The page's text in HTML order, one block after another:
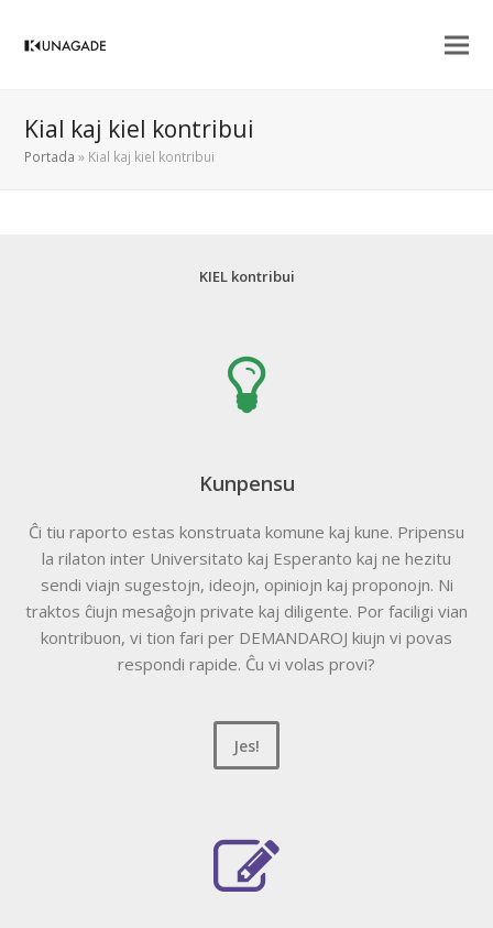
Kial kaj kiel kontribui
Portada » Kial kaj kiel kontribui
KIEL kontribui
Kunpensu
Ĉi tiu raporto estas konstruata komune kaj kune. Pripensu
la rilaton inter Universitato kaj Esperanto kaj ne hezitu
sendi viajn sugestojn, ideojn, opiniojn kaj proponojn. Ni
traktos ĉiujn mesaĝojn private kaj diligente. Por faciligi vian
kontribuon, vi tion fari per DEMANDAROJ kiujn vi povas
respondi rapide. Ĉu vi volas provi?
Jes!